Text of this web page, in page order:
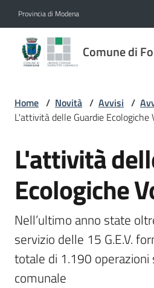
Provincia di Modena
Comune di
Comune
di
Novità
Servizi
Vivere
Formigine
Home / Novità / Avvisi /
L'attività delle Guardie Ecologiche
Salta al contenuto
L'attività
Ecologiche
Nell’ultimo anno state
servizio delle 15 G.E.V.
totale di 1.190
comunale